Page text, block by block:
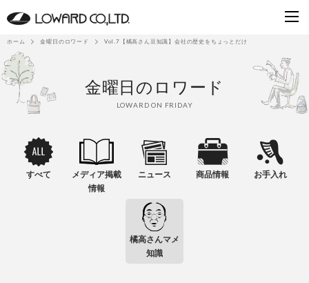
ホーム 金曜日のロワード Vol.7【橘高さん豆知識】会社の歴史をちょっとだけ
金曜日のロワード
LOWARD ON FRIDAY
すべて
メディア掲載
情報
ニュース 商品情報 お手入れ
橘高さんマメ
知識